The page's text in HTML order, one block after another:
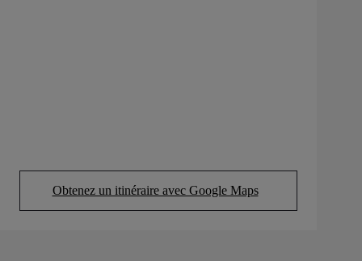
Obtenez un itinéraire avec Google Maps
(Opens in new tab)